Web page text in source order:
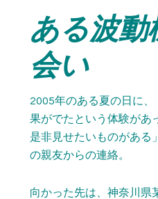
ある波動
会い
2005年のある夏の日に
果がでたという体験があ
是非見せたいものがある
の親友からの連絡。
向かった先は、神奈川県